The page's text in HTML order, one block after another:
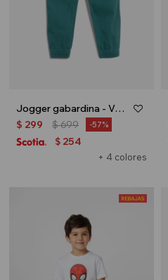
Jogger gabardina - Verde petroleo
+ 4 colores
$ 299 $699 57
$ 254